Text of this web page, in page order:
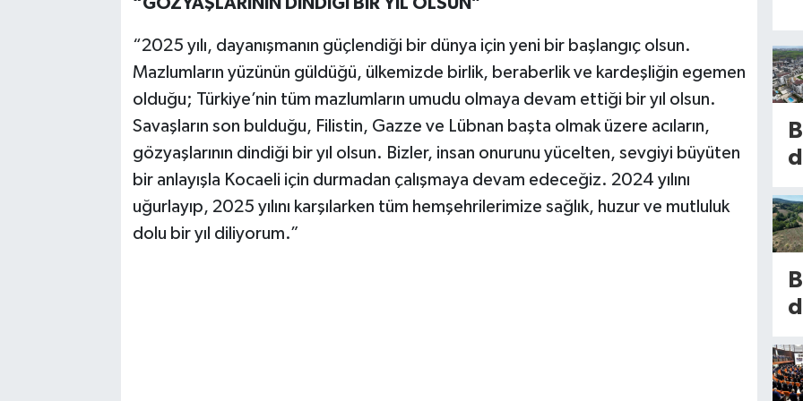
“GÖZYAŞLARININ DİNDİĞİ BİR YIL OLSUN”
“2025 yılı, dayanışmanın güçlendiği bir dünya için yeni bir başlangıç olsun.
Mazlumların yüzünün güldüğü, ülkemizde birlik, beraberlik ve kardeşliğin egemen
olduğu; Türkiye’nin tüm mazlumların umudu olmaya devam ettiği bir yıl olsun.
Savaşların son bulduğu, Filistin, Gazze ve Lübnan başta olmak üzere acıların,
gözyaşlarının dindiği bir yıl olsun. Bizler, insan onurunu yücelten, sevgiyi büyüten
bir anlayışla Kocaeli için durmadan çalışmaya devam edeceğiz. 2024 yılını
uğurlayıp, 2025 yılını karşılarken tüm hemşehrilerimize sağlık, huzur ve mutluluk
dolu bir yıl diliyorum.”